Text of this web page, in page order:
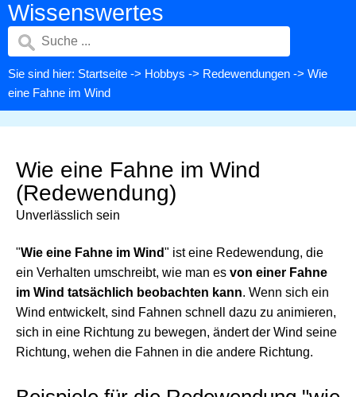
Wissenswertes
Sie sind hier: Startseite -> Hobbys -> Redewendungen -> Wie
eine Fahne im Wind
Wie eine Fahne im Wind
(Redewendung)
Unverlässlich sein
"Wie eine Fahne im Wind" ist eine Redewendung, die
ein Verhalten umschreibt, wie man es von einer Fahne
im Wind tatsächlich beobachten kann. Wenn sich ein
Wind entwickelt, sind Fahnen schnell dazu zu animieren,
sich in eine Richtung zu bewegen, ändert der Wind seine
Richtung, wehen die Fahnen in die andere Richtung.